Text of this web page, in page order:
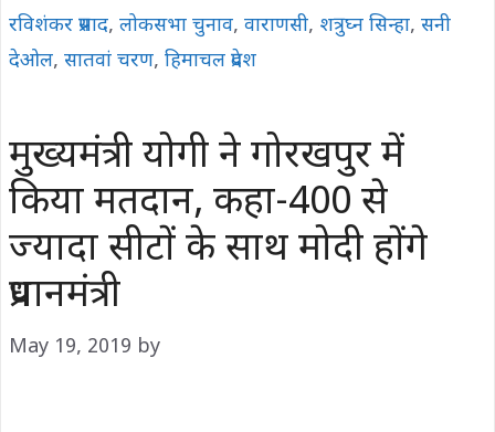
रविशंकर प्रसाद, लोकसभा चुनाव, वाराणसी, शत्रुघ्न सिन्हा, सनी
देओल, सातवां चरण, हिमाचल प्रदेश
मुख्यमंत्री योगी ने गोरखपुर में
किया मतदान, कहा-400 से
ज्यादा सीटों के साथ मोदी होंगे
प्रधानमंत्री
May 19, 2019 by